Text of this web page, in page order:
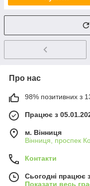
Про нас
98% позитивних з
Працює з
м. Вінниця
Вінниця, проспек
Контакти
Сьогодні працює
Показати весь